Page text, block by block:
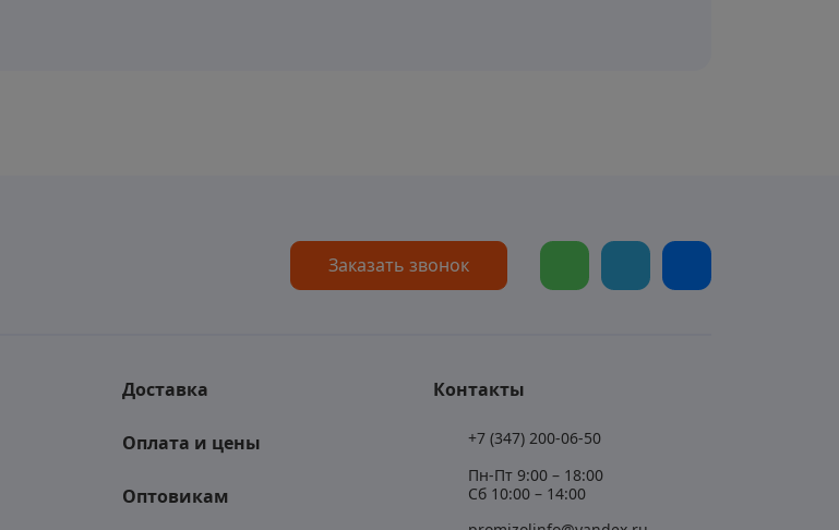
Заказать звонок
Доставка
Оплата и цены
Оптовикам
Контакты
+7 (347) 200-06-50
Пн-Пт 9:00 – 18:00
Сб 10:00 – 14:00